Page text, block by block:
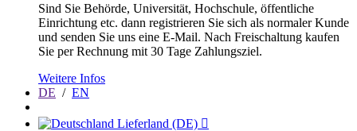
Sind Sie Behörde, Universität, Hochschule, öffentliche
Einrichtung etc. dann registrieren Sie sich als normaler Kunde
und senden Sie uns eine E-Mail. Nach Freischaltung kaufen
Sie per Rechnung mit 30 Tage Zahlungsziel.
Weitere Infos
DE / EN
Lieferland (DE) 